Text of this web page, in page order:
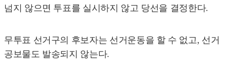
넘지 않으면 투표를 실시하지 않고 당선을 결정한다.
무투표 선거구의 후보자는 선거운동을 할 수 없고, 선거
공보물도 발송되지 않는다.